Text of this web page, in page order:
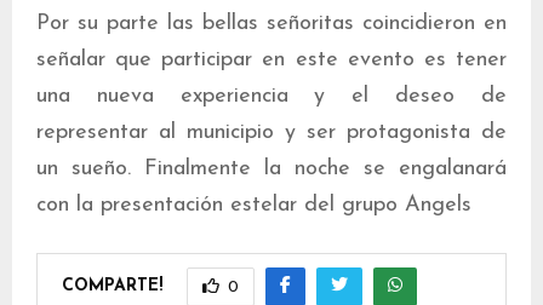
Por su parte las bellas señoritas coincidieron en
señalar que participar en este evento es tener
una nueva experiencia y el deseo de
representar al municipio y ser protagonista de
un sueño. Finalmente la noche se engalanará
con la presentación estelar del grupo Angels
COMPARTE! 0